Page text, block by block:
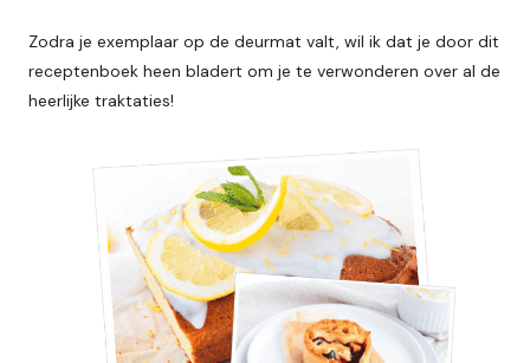
Zodra je exemplaar op de deurmat valt, wil ik dat je door dit
receptenboek heen bladert om je te verwonderen over al de
heerlijke traktaties!